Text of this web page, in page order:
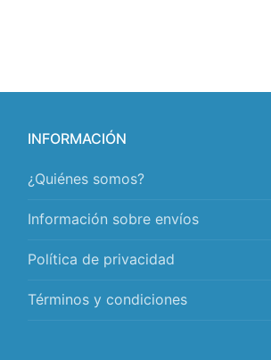
INFORMACIÓN
¿Quiénes somos?
Información sobre envíos
Política de privacidad
Términos y condiciones